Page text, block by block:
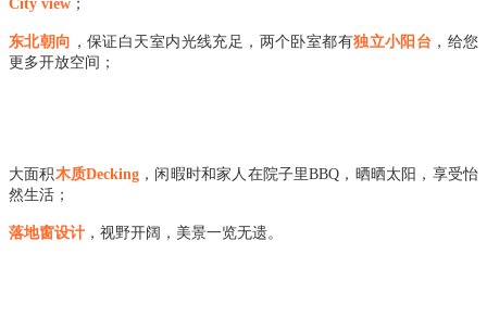
City view ；
东北朝向 ，保证白天室内光线充足，两个卧室都有独立小阳台 ，给您
更多开放空间；
大面积木质Decking，闲暇时和家人在院子里BBQ，晒晒太阳，享受怡
然生活；
落地窗设计 ，视野开阔，美景一览无遗。